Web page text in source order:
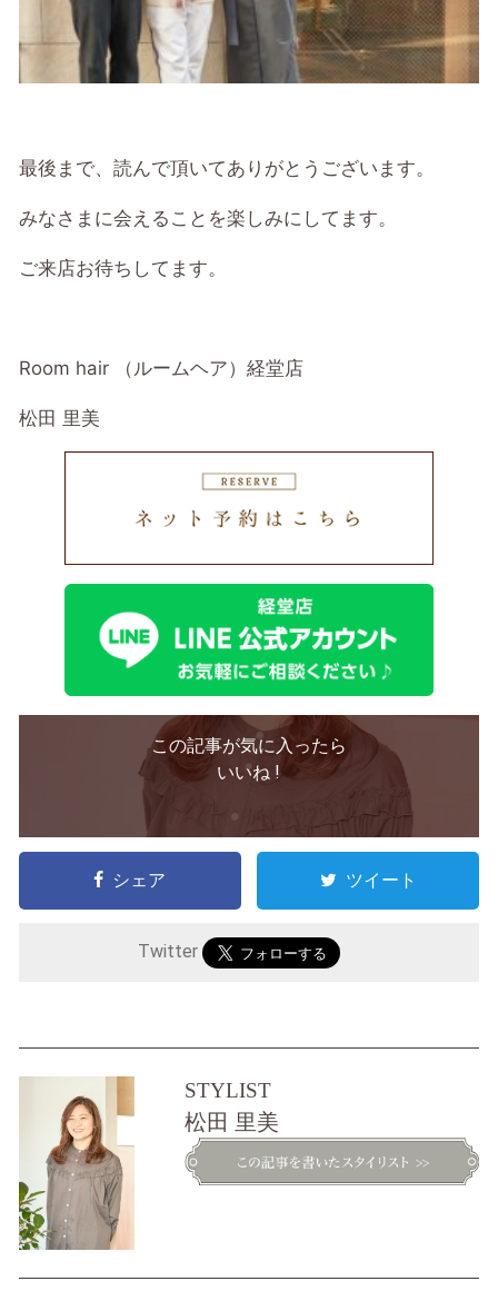
最後まで、読んで頂いてありがとうございます。
みなさまに会えることを楽しみにしてます。
ご来店お待ちしてます。
Room hair （ルームヘア）経堂店
松田 里美
この記事が気に入ったら
いいね !
シェア ツイート
Twitter
STYLIST
松田 里美